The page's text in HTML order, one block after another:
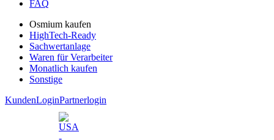
FAQ
Osmium kaufen
HighTech-Ready
Sachwertanlage
Waren für Verarbeiter
Monatlich kaufen
Sonstige
KundenLoginPartnerlogin